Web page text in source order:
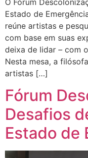
Estado de
reúne artistas e
com base em suas
deixa de lidar – com
Nesta mesa, a
artistas […]
Fórum
Desafios
Estado de